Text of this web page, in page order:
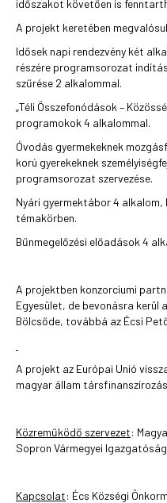
időszakot követően is
A projekt keretében
Idősek napi rendezvény két
részére programsorozat
szűrése 2 alkalommal.
„Téli Összefonódások –
programokok 4 alkalommal.
Óvodás gyermekeknek
korú gyerekeknek
programsorozat szervezése.
Nyári gyermektábor 4
témakörben.
Bűnmegelőzési előadások 4
A projektben konzorciumi
Egyesület, de bevonásra kerül
Bölcsőde, továbbá az Écsi
A projekt az Európai Unió
magyar állam
Közreműködő szervezet:
Sopron Vármegyei
Kapcsolat: Écs Községi